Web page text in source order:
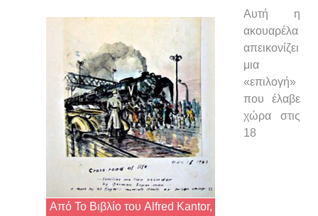
Από Το Βιβλίο του Alfred Kantor,
Αυτή η
ακουαρέλα
απεικονίζει
μια
«επιλογή»
που έλαβε
χώρα στις
18